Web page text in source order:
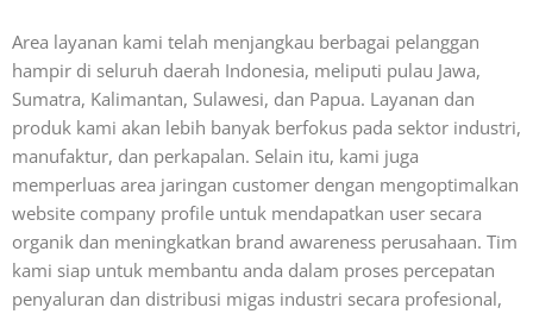
Area layanan kami telah menjangkau berbagai pelanggan
hampir di seluruh daerah Indonesia, meliputi pulau Jawa,
Sumatra, Kalimantan, Sulawesi, dan Papua. Layanan dan
produk kami akan lebih banyak berfokus pada sektor industri,
manufaktur, dan perkapalan. Selain itu, kami juga
memperluas area jaringan customer dengan mengoptimalkan
website company profile untuk mendapatkan user secara
organik dan meningkatkan brand awareness perusahaan. Tim
kami siap untuk membantu anda dalam proses percepatan
penyaluran dan distribusi migas industri secara profesional,